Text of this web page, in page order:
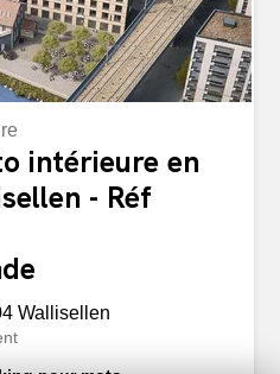
intérieure en
- Réf
Wallisellen